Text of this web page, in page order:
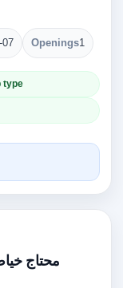
07 Openings1
type
محتاج